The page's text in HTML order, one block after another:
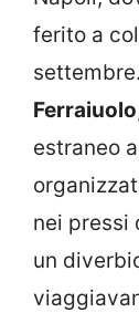
ferito a
Ferraiuolo
estraneo
nei pressi
un